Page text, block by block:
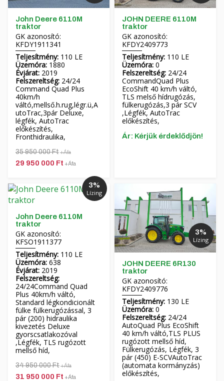
John Deere 6110M
traktor
GK azonosító:
KFDY1911341
Teljesítmény: 110 LE
Üzemóra: 1880
Évjárat: 2019
Felszereltség: 24/24
Command Quad Plus
40km/h
váltó,mellső.h.rug,légr.ü,A
utoTrac,3pár Deluxe,
légfék, AutoTrac
előkészítés,
Fronthidraulika,
35 950 000 Ft+Áfa
29 950 000 Ft +Áfa
JOHN DEERE 6110M
traktor
GK azonosító:
KFDY2409773
Teljesítmény: 110 LE
Üzemóra: 0
Felszereltség: 24/24
CommandQuad Plus
EcoShift 40 km/h váltó,
TLS melső hídrugózás,
fülkerugózás,3 pár SCV
,Légfék, AutoTrac
előkészítés,
Ár: Kérjük érdeklődjön!
3%
Lízing
John Deere 6110M
traktor
GK azonosító:
KFSO1911377
Teljesítmény: 110 LE
Üzemóra: 638
Évjárat: 2019
Felszereltség:
24/24Command Quad
Plus 40km/h váltó,
Standard légkondicionált
fülke fülkerugózással, 3
pár (200) hidraulika
kivezetés Deluxe
gyorscsatlakozóval
,Légfék, TLS rugózott
mellső híd,
34 950 000 Ft+Áfa
31 950 000 Ft +Áfa
3%
Lízing
JOHN DEERE 6R130
traktor
GK azonosító:
KFDY2409776
Teljesítmény: 130 LE
Üzemóra: 0
Felszereltség: 24/24
AutoQuad Plus EcoShift
40 km/h váltó,TLS PLUS
rugózott mellső híd,
Fülkerugózás, Légfék, 3
pár (450) E-SCVAutoTrac
(automata kormányzás)
előkészítés,